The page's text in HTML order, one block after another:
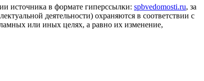
источника в формате гиперссылки: spbvedomosti.ru, за
деятельности) охраняются в соответствии с
или иных целях, а равно их изменение,